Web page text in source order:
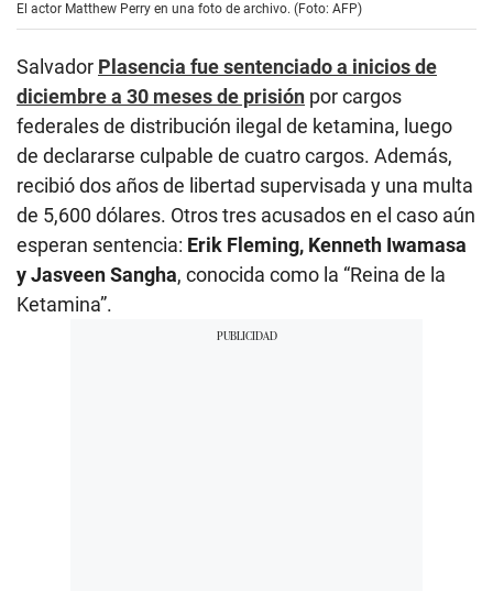
El actor Matthew Perry en una foto de archivo. (Foto: AFP)
Salvador Plasencia fue sentenciado a inicios de
diciembre a 30 meses de prisión por cargos
federales de distribución ilegal de ketamina, luego
de declararse culpable de cuatro cargos. Además,
recibió dos años de libertad supervisada y una multa
de 5,600 dólares. Otros tres acusados en el caso aún
esperan sentencia: Erik Fleming, Kenneth Iwamasa
y Jasveen Sangha, conocida como la “Reina de la
Ketamina”.